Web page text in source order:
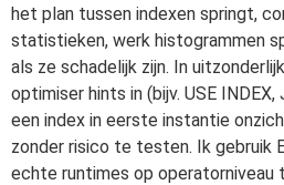
het plan tussen indexen springt,
statistieken, werk histogrammen
als ze schadelijk zijn. In
optimiser hints in (bijv. USE
een index in eerste instantie
zonder risico te testen. Ik gebruik
echte runtimes op operatorniveau